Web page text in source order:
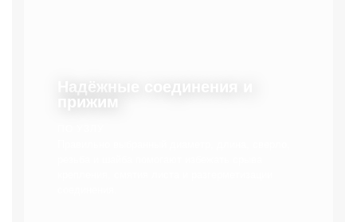
Надёжные соединения и
прижим